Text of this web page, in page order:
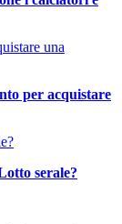
per acquistare
serale?